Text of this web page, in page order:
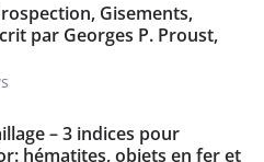
Gisements,
par Georges P. Proust,
– 3 indices pour
hématites, objets en fer et